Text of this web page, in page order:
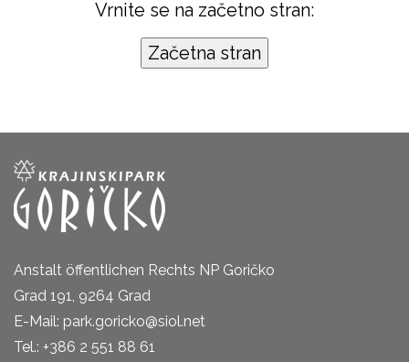
Vrnite se na začetno stran:
Anstalt öffentlichen Rechts NP Goričko
Grad 191, 9264 Grad
E-Mail: park.goricko@siol.net
Tel.: +386 2 551 88 61